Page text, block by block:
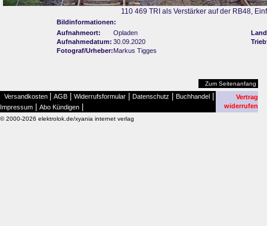
110 469 TRI als Verstärker auf der RB48,
Bildinformationen:
Aufnahmeort:
Opladen
Aufnahmedatum: 30.09.2020
Fotograf/Urheber:Markus Tigges
Zum Seitenanfang
Versandkosten AGB Widerrufsformular Datenschutz Buchhandel
Impressum Abo Kündigen
Vertrag
widerrufen
© 2000-2026 elektrolok.de/xyania internet verlag